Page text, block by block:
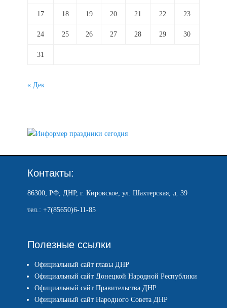
17 18 19 20 21 22 23
24 25 26 27 28 29 30
31
« Дек
Контакты:
86300, РФ, ДНР, г. Кировское, ул. Шахтерская, д. 39
тел.: +7(85650)6-11-85
Полезные ссылки
Официальный сайт главы ДНР
Официальный сайт Донецкой Народной Республики
Официальный сайт Правительства ДНР
Официальный сайт Народного Совета ДНР